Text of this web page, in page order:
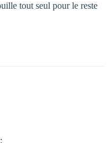
tout seul pour le reste